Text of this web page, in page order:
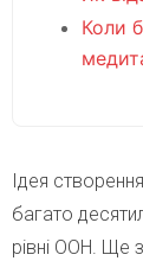
Коли
Ідея
багато
рівні ООН. Ще